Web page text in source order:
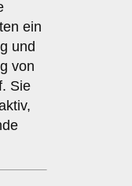
ein
und
von
Sie